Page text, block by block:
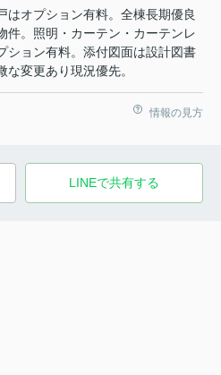
はオプション有料。全棟長期優良
件。照明・カーテン・カーテンレ
ション有料。添付図面は設計図書
な変更あり現況優先。
情報の見方
LINEで共有する